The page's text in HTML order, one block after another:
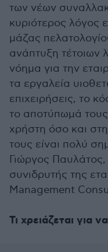
των νέων
κυριότερος λόγος
μάζας
ανάπτυξη τέτοιων
νόημα για την
τα εργαλεία
επιχειρήσεις, το
το αποτύπωμά τους
χρήστη όσο και
τους είναι πολύ
Γιώργος
συνιδρυτής της
Management
Τι χρειάζεται για